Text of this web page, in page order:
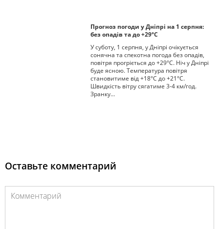
Прогноз погоди у Дніпрі на 1 серпня:
без опадів та до +29°С
У суботу, 1 серпня, у Дніпрі очікується
сонячна та спекотна погода без опадів,
повітря прогріється до +29°С. Ніч у Дніпрі
буде ясною. Температура повітря
становитиме від +18°С до +21°С.
Швидкість вітру сягатиме 3-4 км/год.
Зранку…
Оставьте комментарий